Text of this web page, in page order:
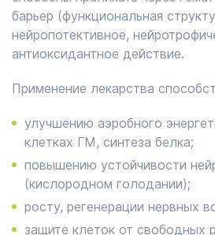
барьер (функциональная
нейропотективное,
антиоксидантное действие.
Применение лекарства
улучшению аэробного
клетках ГМ, синтеза белка;
повышению устойчивости
(кислородном голодании);
росту, регенерации нервных
защите клеток от свободных